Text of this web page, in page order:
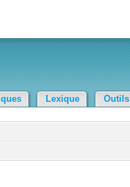
Lexique Outils